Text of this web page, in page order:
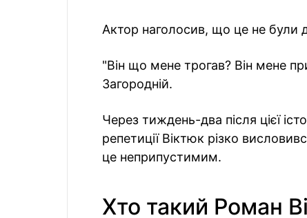
Актор наголосив, що це не були
"Він що мене трогав? Він мене
Загородній.
Через тиждень-два після цієї
репетиції Віктюк різко
це неприпустимим.
Хто такий Роман